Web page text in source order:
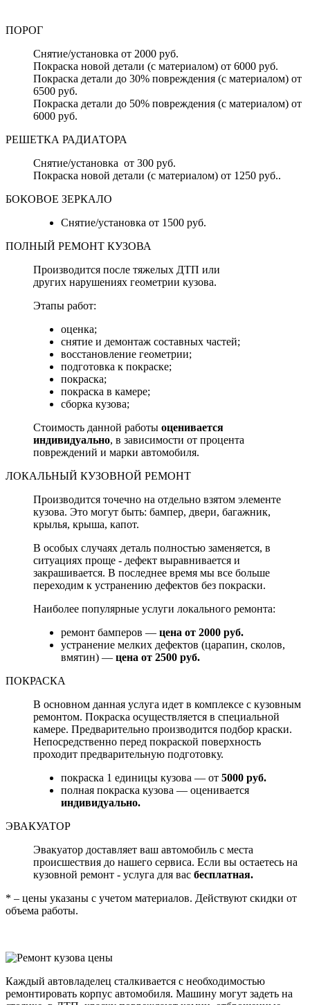
ПОРОГ
Снятие/установка от 2000 руб.
Покраска новой детали (с материалом) от 6000 руб.
Покраска детали до 30% повреждения (с материалом) от
6500 руб.
Покраска детали до 50% повреждения (с материалом) от
6000 руб.
РЕШЕТКА РАДИАТОРА
Снятие/установка от 300 руб.
Покраска новой детали (с материалом) от 1250 руб..
БОКОВОЕ ЗЕРКАЛО
Снятие/установка от 1500 руб.
ПОЛНЫЙ РЕМОНТ КУЗОВА
Производится после тяжелых ДТП или
других нарушениях геометрии кузова.
Этапы работ:
оценка;
снятие и демонтаж составных частей;
восстановление геометрии;
подготовка к покраске;
покраска;
покраска в камере;
сборка кузова;
Стоимость данной работы оценивается
индивидуально, в зависимости от процента
повреждений и марки автомобиля.
ЛОКАЛЬНЫЙ КУЗОВНОЙ РЕМОНТ
Производится точечно на отдельно взятом элементе
кузова. Это могут быть: бампер, двери, багажник,
крылья, крыша, капот.
В особых случаях деталь полностью заменяется, в
ситуациях проще - дефект выравнивается и
закрашивается. В последнее время мы все больше
переходим к устранению дефектов без покраски.
Наиболее популярные услуги локального ремонта:
ремонт бамперов — цена от 2000 руб.
устранение мелких дефектов (царапин, сколов,
вмятин) — цена от 2500 руб.
ПОКРАСКА
В основном данная услуга идет в комплексе с кузовным
ремонтом. Покраска осуществляется в специальной
камере. Предварительно производится подбор краски.
Непосредственно перед покраской поверхность
проходит предварительную подготовку.
покраска 1 единицы кузова — от 5000 руб.
полная покраска кузова — оценивается
индивидуально.
ЭВАКУАТОР
Эвакуатор доставляет ваш автомобиль с места
происшествия до нашего сервиса. Если вы остаетесь на
кузовной ремонт - услуга для вас бесплатная.
* – цены указаны с учетом материалов. Действуют скидки от
объема работы.
Каждый автовладелец сталкивается с необходимостью
ремонтировать корпус автомобиля. Машину могут задеть на